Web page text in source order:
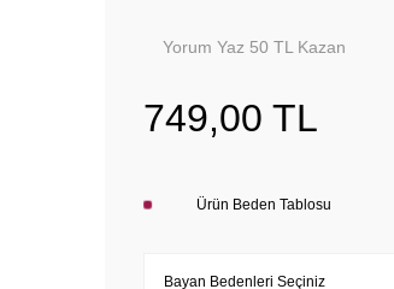
Yorum Yaz 50 TL Kazan
749,00 TL
Ürün Beden Tablosu